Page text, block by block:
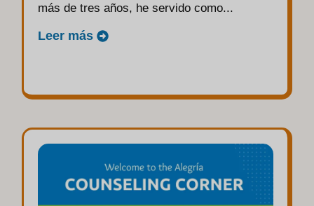
más de tres años, he servido como...
Leer más